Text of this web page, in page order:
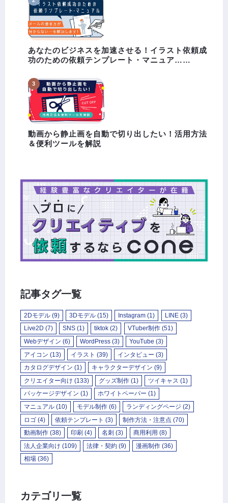
あなたのビジネスを加速させる！イラスト依頼成
功のための依頼テンプレート・マニュア……
動画から静止画を自動で切り出したい！活用方法
＆便利ツールを解説
記事タグ一覧
2Dモデル (9) 3Dモデル (15) Instagram (1) LINE(3)
Live2D (7) SNS (1) tiktok (2) VTuber制作(51)
Webデザイン (6) WordPress (3) YouTube (3)
アイコン (13) イラスト (39) インタビュー (3)
カタログデザイン (1) キャラクターデザイン (9)
クリエイター向け (133) グッズ制作 (1) ツイキャス (1)
パッケージデザイン (1) ホワイトペーパー (1)
マニュアル (10) モデル制作 (6) ランディングページ (2)
ロゴ (4) 依頼テンプレート (3) 制作方法・注意点 (70)
動画制作 (38) 印刷 (4) 名刺 (3) 商用利用 (8)
法人企業向け (109) 法律・契約 (9) 漫画制作 (36)
相場 (36)
カテゴリ一覧